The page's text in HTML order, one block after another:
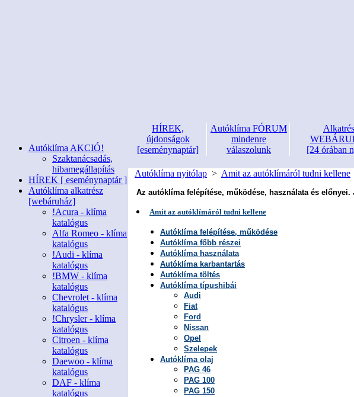
Autóklíma AKCIÓ!
Szaktanácsadás,
hibamegállapítás
HÍREK [ eseménynaptár ]
Autóklíma alkatrész
[webáruház]
!Acura - klíma
katalógus
Alfa Romeo - klíma
katalógus
!Audi - klíma
katalógus
!BMW - klíma
katalógus
Chevrolet - klíma
katalógus
!Chrysler - klíma
katalógus
Citroen - klíma
katalógus
Daewoo - klíma
katalógus
DAF - klíma
katalógus
HÍREK,
újdonságok
[eseménynaptár]
Autóklíma FÓRUM
mindenre
válaszolunk
[24 órában
Autóklíma nyitólap > Amit az autóklímáról tudni kellene
Az autóklíma felépítése, működése, használata és előnyei.
Amit az autóklímáról tudni kellene
Autóklíma felépítése, működése
Autóklíma főbb részei
Autóklíma használata
Autóklíma karbantartás
Autóklíma töltés
Autóklíma típushibái
Audi
Fiat
Ford
Nissan
Opel
Szelepek
Autóklíma olaj
PAG 46
PAG 100
PAG 150